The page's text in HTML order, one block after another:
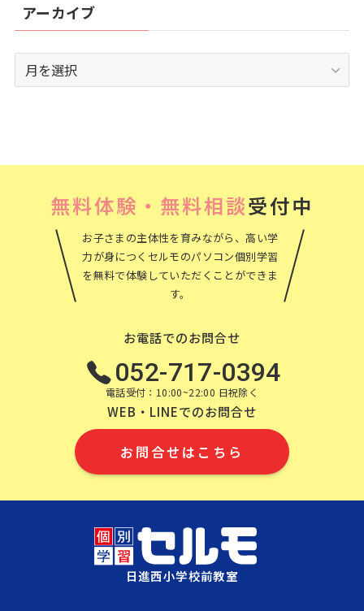
アーカイブ
ー
無料体験・無料相談受付中
お子さまの主体性を育みながら、高い学
力が身につくセルモのパソコン個別学習
を無料で体験していただくことができま
す。
お電話でのお問合せ
052-717-0394
電話受付：10:00~22:00 日祝除く
WEB・LINEでのお問合せ
お問合せはこちら
日進西小学校前教室